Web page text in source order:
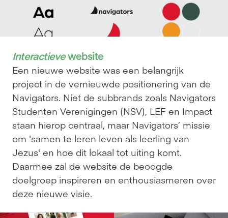
Interactieve website
Een nieuwe website was een belangrijk
project in de vernieuwde positionering van de
Navigators. Niet de subbrands zoals Navigators
Studenten Verenigingen (NSV), LEF en Impact
staan hierop centraal, maar Navigators’ missie
om 'samen te leren leven als leerling van
Jezus' en hoe dit lokaal tot uiting komt.
Daarmee zal de website de beoogde
doelgroep inspireren en enthousiasmeren over
deze nieuwe visie.